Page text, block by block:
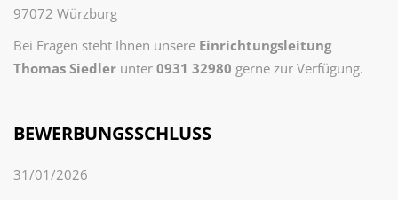
97072 Würzburg
Bei Fragen steht Ihnen unsere Einrichtungsleitung
Thomas Siedler unter 0931 32980 gerne zur Verfügung.
BEWERBUNGSSCHLUSS
31/01/2026